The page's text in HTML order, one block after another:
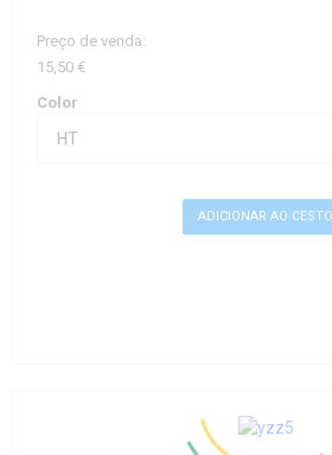
Preço de venda:
15,50 €
Color